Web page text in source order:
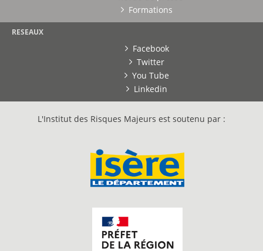
Formations
RESEAUX
Facebook
Twitter
You Tube
Linkedin
L'Institut des Risques Majeurs est soutenu par :